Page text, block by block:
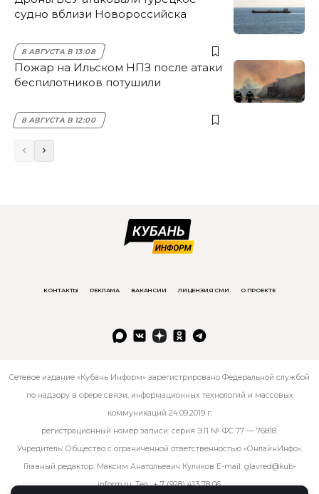
судно вблизи Новороссийска
8 АВГУСТА В 13:08
Пожар на Ильском НПЗ после атаки
беспилотников потушили
8 АВГУСТА В 12:00
КОНТАКТЫ РЕКЛАМА ВАКАНСИИ ЛИЦЕНЗИЯ СМИ О ПРОЕКТЕ
Сетевое издание «Кубань Информ» зарегистрировано Федеральной службой
по надзору в сфере связи, информационных технологий и массовых
коммуникаций 24.09.2019 г.
регистрационный номер записи: серия ЭЛ № ФС 77 — 76818.
Учредитель: Общество с ограниченной ответственностью «ОнлайнИнфо».
Главный редактор: Максим Анатольевич Куликов E-mail: glavred@kub-
inform.ru. Тел.:+ 7 (928) 413 78 06.